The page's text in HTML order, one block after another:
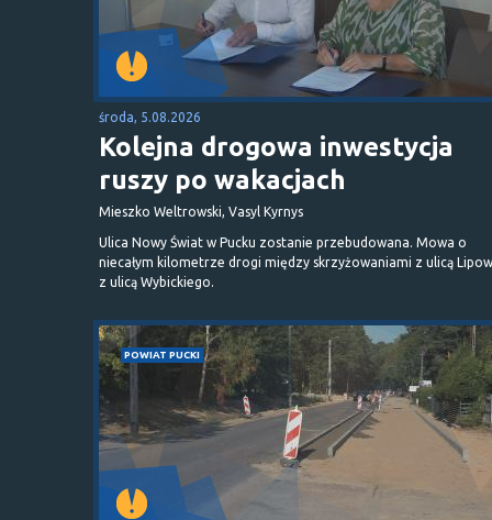
środa, 5.08.2026
Kolejna drogowa inwestycja
ruszy po wakacjach
Mieszko Weltrowski, Vasyl Kyrnys
Ulica Nowy Świat w Pucku zostanie przebudowana. Mowa o
niecałym kilometrze drogi między skrzyżowaniami z ulicą
z ulicą Wybickiego.
POWIAT PUCKI